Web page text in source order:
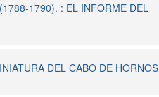
1790). : EL INFORME DEL
DEL CABO DE HORNOS